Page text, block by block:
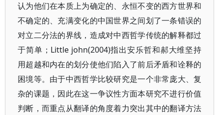
认为他们在本质上为确定的、永恒不变的西方世界和
不确定的、充满变化的中国世界之间划了一条错误的
对立二分法的界线，造成对中西哲学传统的解释都过
于简单；Little john(2004)指出安乐哲和郝大维坚持
用超越和内在的划分使他们陷入了前后矛盾和诠释的
困境等。由于中西哲学比较研究是一个非常庞大、复
杂的课题，因此在这一争议性方面本研究不进行价值
判断，而重点从翻译的角度着力突出其中的翻译方法